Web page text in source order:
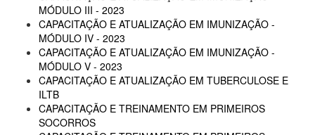
MÓDULO III - 2023
CAPACITAÇÃO E ATUALIZAÇÃO EM IMUNIZAÇÃO -
MÓDULO IV - 2023
CAPACITAÇÃO E ATUALIZAÇÃO EM IMUNIZAÇÃO -
MÓDULO V - 2023
CAPACITAÇÃO E ATUALIZAÇÃO EM TUBERCULOSE E
ILTB
CAPACITAÇÃO E TREINAMENTO EM PRIMEIROS
SOCORROS